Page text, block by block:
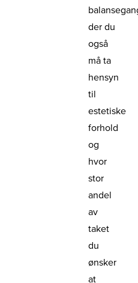
der du
også
må ta
hensyn
til
estetiske
forhold
og
hvor
stor
andel
av
taket
du
ønsker
at